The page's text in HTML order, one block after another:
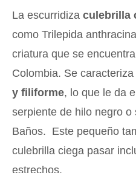
La escurridiza culebrilla
como Trilepida
criatura que se
Colombia. Se caracteriza
y filiforme, lo que le da
serpiente de hilo negro
Baños. Este pequeño
culebrilla ciega pasar
estrechos.